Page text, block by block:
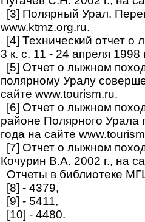
[3] Полярный Урал.
www.ktmz.org.ru.
[4] Технический отчет
3 к. с. 11 - 24 апреля 1998
[5] Отчет о лыжном
полярному Уралу
сайте www.tourism.ru.
[6] Отчет о лыжном
районе Полярного Урала
года на сайте
[7] Отчет о лыжном
Кочурин В.А. 2002 г., на
Отчеты в библиотеке
[8] - 4379,
[9] - 5411,
[10] - 4480.